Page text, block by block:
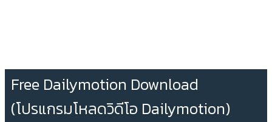
Free Dailymotion Download
(โปรแกรมโหลดวิดีโอ Dailymotion)